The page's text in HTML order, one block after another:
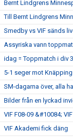
Bernt Lindgrens
Till Bernt Lindgrens
Smedby vs VIF sänds
Assyriska vann
idag = Toppmatch i div
5-1 seger mot
SM-dagarna över, alla
Bilder från en lyckad
VIF F08-09 &#10084;
VIF Akademi fick däng